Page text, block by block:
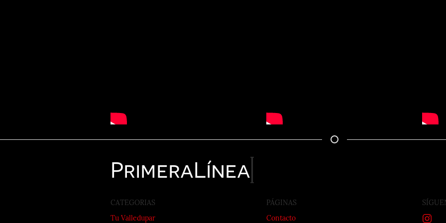
PrimeraLínea
CATEGORIAS
Tu Valledupar
PÁGINAS
Contacto